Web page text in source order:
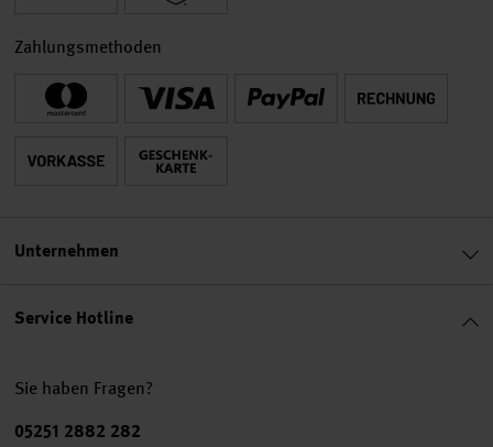
Service Hotline
Sie haben Fragen?
Telefonnummer
05251 2882 282
Zahlungsmethoden
Unternehmen